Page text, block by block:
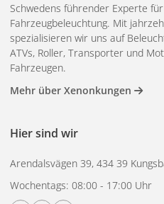
Schwedens führender Experte
Fahrzeugbeleuchtung. Mit
spezialisieren wir uns auf
ATVs, Roller, Transporter und
Fahrzeugen.
Mehr über Xenonkungen
Hier sind wir
Arendalsvägen 39, 434 39
Wochentags: 08:00 - 17:00 Uhr